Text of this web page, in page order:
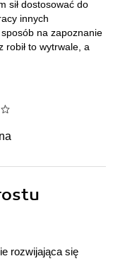
sił dostosować do
innych
na zapoznanie
robił to wytrwale, a
rozwijająca się